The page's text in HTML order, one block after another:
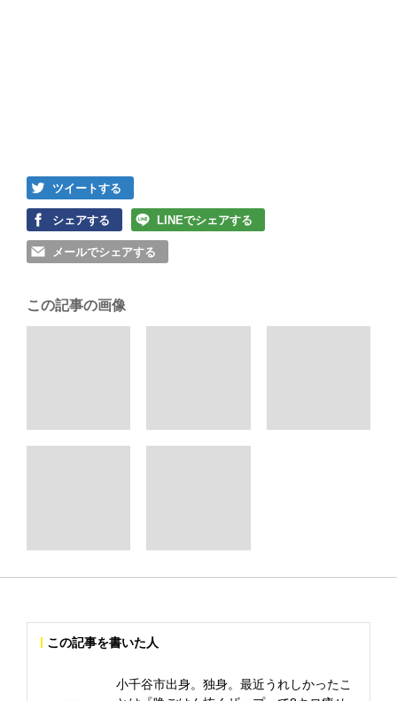
ツイートする
シェアする LINEでシェアする
メールでシェアする
この記事の画像
この記事を書いた人
小千谷市出身。独身。最近うれしかったこ